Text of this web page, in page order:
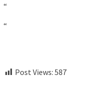
“
“
Post Views: 587